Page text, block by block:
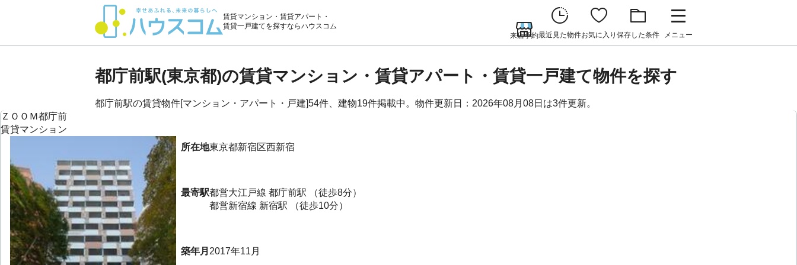
賃貸マンション・賃貸アパート・
賃貸一戸建てを探すならハウスコム
来店予約最近見た物件お気に入り 保存した条件 メニュー
都庁前駅(東京都)の賃貸マンション・賃貸アパート・賃貸一戸建て物件を探す
都庁前駅の賃貸物件[マンション・アパート・戸建]54件、建物19件掲載中。物件更新日：2026年08月08日は3件更新。
ＺＯＯＭ都庁前
賃貸マンション
所在地東京都新宿区西新宿
最寄駅都営大江戸線 都庁前駅
（徒歩8分）
都営新宿線 新宿駅 （徒歩10分）
築年月 2017年11月